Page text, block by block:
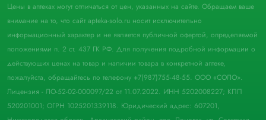
Цены в аптеках могут отличаться от цен, указанных на сайте. Обращаем ваше
внимание на то, что сайт apteka-solo.ru носит исключительно
информационный характер и не является публичной офертой, определяемой
положениями п. 2 ст. 437 ГК РФ. Для получения подробной информации о
действующих ценах на товар и наличии товара в конкретной аптеке,
пожалуйста, обращайтесь по телефону +7(987)755-48-55. ООО «СОЛО».
Лицензия - ЛО-52-02-000097/22 от 11.07.2022. ИНН 5202008227; КПП
520201001; ОГРН 1025201339118. Юридический адрес: 607201,